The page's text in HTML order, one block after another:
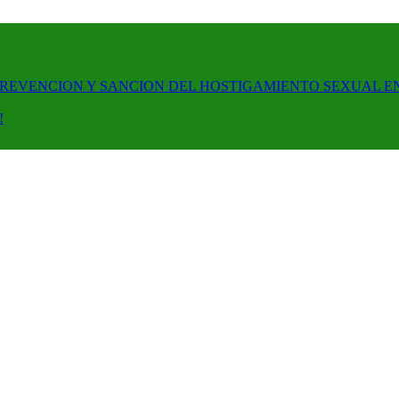
Y SANCION DEL HOSTIGAMIENTO SEXUAL